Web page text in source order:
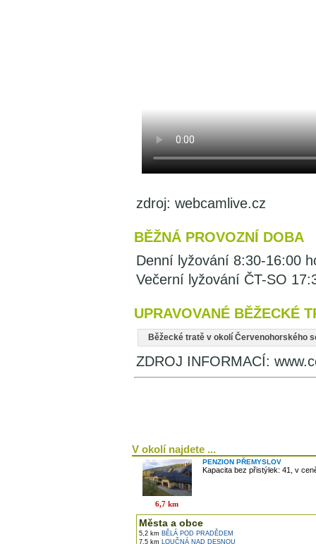
zdroj: webcamlive.cz
BĚŽNÁ PROVOZNÍ DOBA
Denní lyžování 8:30-16:00
Večerní lyžování ČT-SO
UPRAVOVANÉ BĚŽECKÉ
Běžecké tratě v okolí Červenohorského
ZDROJ INFORMACÍ:
V okolí najdete ...
6,7 km
PENZION PŘEMYSLOV
Kapacita bez přistýlek: 41, v
Města a obce
5,2 km BĚLÁ POD PRADĚDEM
7,5 km LOUČNÁ NAD DESNOU